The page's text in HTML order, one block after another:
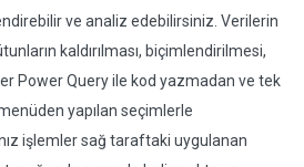
ve analiz edebilirsiniz. Verilerin
kaldırılması, biçimlendirilmesi,
Power Query ile kod yazmadan ve tek
yapılan seçimlerle
işlemler sağ taraftaki uygulanan